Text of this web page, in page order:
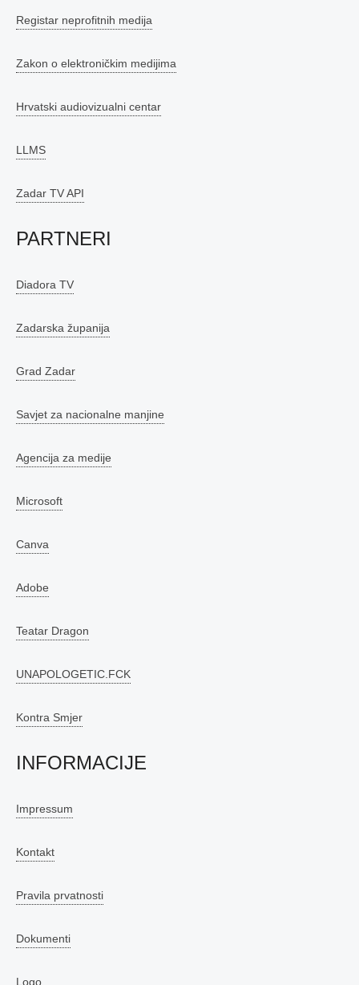
Registar neprofitnih medija
Zakon o elektroničkim medijima
Hrvatski audiovizualni centar
LLMS
Zadar TV API
PARTNERI
Diadora TV
Zadarska županija
Grad Zadar
Savjet za nacionalne manjine
Agencija za medije
Microsoft
Canva
Adobe
Teatar Dragon
UNAPOLOGETIC.FCK
Kontra Smjer
INFORMACIJE
Impressum
Kontakt
Pravila prvatnosti
Dokumenti
Logo